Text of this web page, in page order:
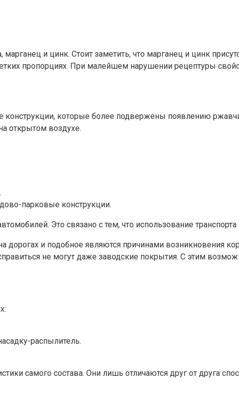
марганец и цинк. Стоит заметить, что марганец и цинк
пропорциях. При малейшем нарушении рецептуры
конструкции, которые более подвержены появлению
открытом воздухе.
парковые конструкции.
Это связано с тем, что использование
и подобное являются причинами возникновения
не могут даже заводские покрытия. С этим
распылитель.
самого состава. Они лишь отличаются друг от друга